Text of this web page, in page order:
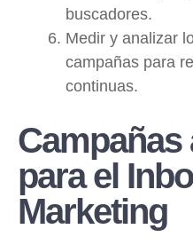
buscadores.
Medir y analizar
campañas para
continuas.
Campañas
para el
Marketing